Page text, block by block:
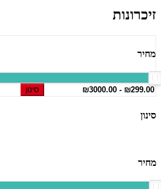
זיכרונות
מחיר
סינון
סינון
מחיר